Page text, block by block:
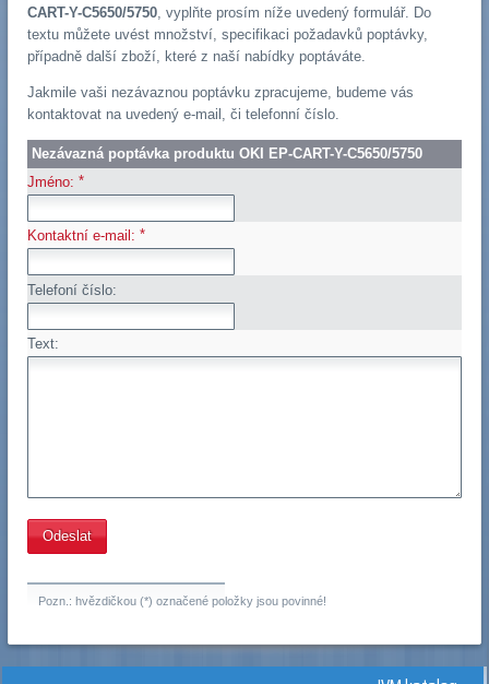
CART-Y-C5650/5750, vyplňte prosím níže uvedený formulář. Do
textu můžete uvést množství, specifikaci požadavků poptávky,
případně další zboží, které z naší nabídky poptáváte.
Jakmile vaši nezávaznou poptávku zpracujeme, budeme vás
kontaktovat na uvedený e-mail, či telefonní číslo.
Nezávazná poptávka produktu OKI EP-CART-Y-C5650/5750
Jméno: *
Kontaktní e-mail: *
Telefoní číslo:
Text:
Pozn.: hvězdičkou (*) označené položky jsou povinné!